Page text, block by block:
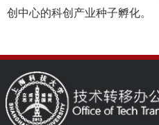
创中心的科创产业种子孵化。